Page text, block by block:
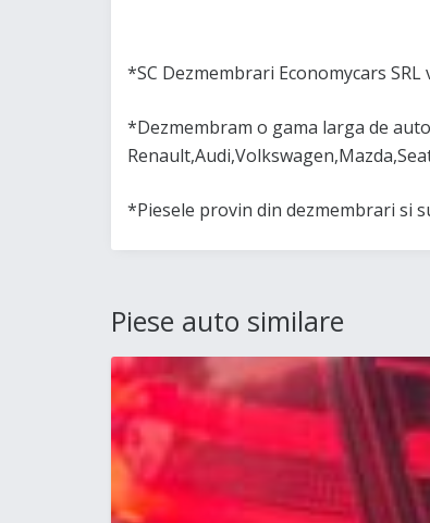
*SC Dezmembrari Economycars
*Dezmembram o gama larga de
*Piesele provin din dezmembrari si
Piese auto similare